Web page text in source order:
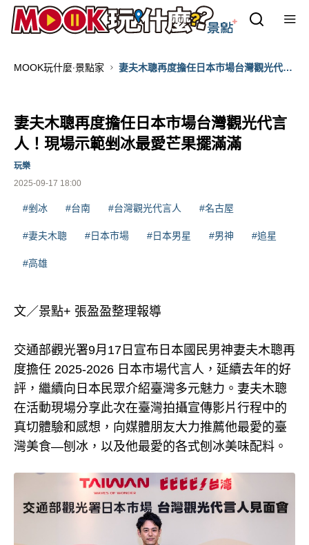
MOOK玩什麼‧景點家
妻夫木聰再度擔任日本市場台灣觀光代言
妻夫木聰再度擔任日本市場台灣觀光代言
人！現場示範剉冰最愛芒果擺滿滿
2025-09-17 18:00
玩樂
#剉冰 #台南 #台灣觀光代言人 #名古屋
#妻夫木聰 #日本市場 #日本男星 #男神 #追星
#高雄
文／景點+ 張盈盈整理報導
交通部觀光署9月17日宣布日本國民男神妻夫木聰再
度擔任 2025-2026 日本市場代言人，延續去年的好
評，繼續向日本民眾介紹臺灣多元魅力。妻夫木聰
在活動現場分享此次在臺灣拍攝宣傳影片行程中的
真切體驗和感想，向媒體朋友大力推薦他最愛的臺
灣美食—刨冰，以及他最愛的各式刨冰美味配料。